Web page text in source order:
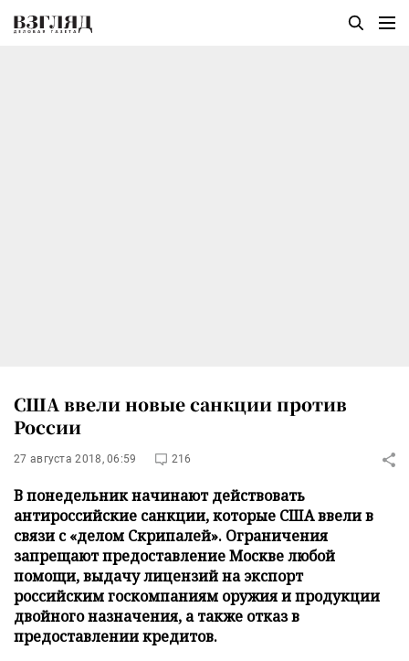
США ввели новые санкции против
России
27 августа 2018, 06:59 216
В понедельник начинают действовать
антироссийские санкции, которые США ввели в
связи с «делом Скрипалей». Ограничения
запрещают предоставление Москве любой
помощи, выдачу лицензий на экспорт
российским госкомпаниям оружия и продукции
двойного назначения, а также отказ в
предоставлении кредитов.